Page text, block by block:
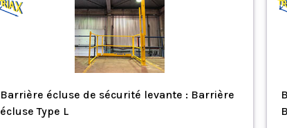
Barrière écluse de sécurité levante : Barrière
écluse Type L